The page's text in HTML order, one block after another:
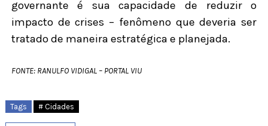
governante é sua capacidade de reduzir o
impacto de crises – fenômeno que deveria ser
tratado de maneira estratégica e planejada.
FONTE: RANULFO VIDIGAL – PORTAL VIU
Tags # Cidades